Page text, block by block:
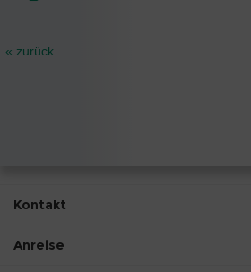
« zurück
Kontakt
Anreise